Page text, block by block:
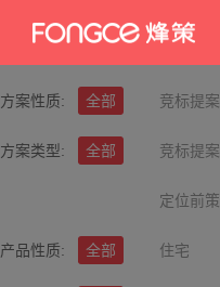
方案性质: 全部 竞标提案
方案类型: 全部 竞标提案
定位前策
产品性质: 全部 住宅